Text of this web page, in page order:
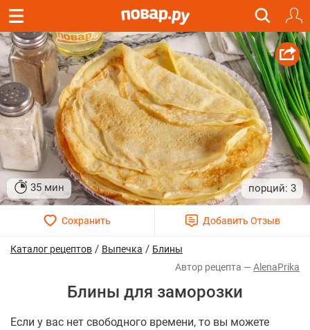
35 мин 3
Каталог рецептов / Выпечка / Блины
AlenaPrika
Блины для заморозки
Если у вас нет свободного времени, то вы можете